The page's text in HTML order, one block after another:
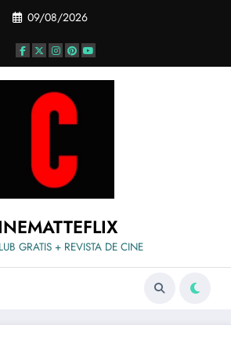
09/08/2026
GRATIS + REVISTA DE CINE